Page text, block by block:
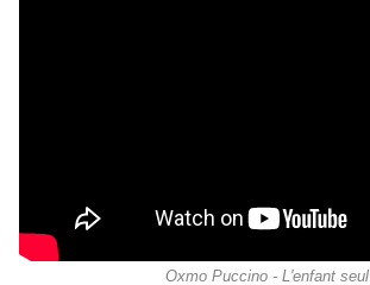
Oxmo Puccino - L'enfant seul